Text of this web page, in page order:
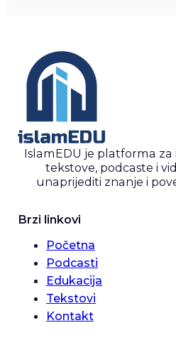
IslamEDU je platforma
tekstove, podcaste i
unaprijediti znanje i
Brzi linkovi
Početna
Podcasti
Edukacija
Tekstovi
Kontakt